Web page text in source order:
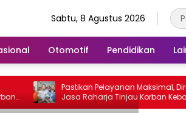
Sabtu, 8 Agustus 2026
Otomotif Pendidikan
Pastikan Pelayanan Maksimal,
Jasa Raharja Tinjau Korban
KM Mutiara Sentosa II